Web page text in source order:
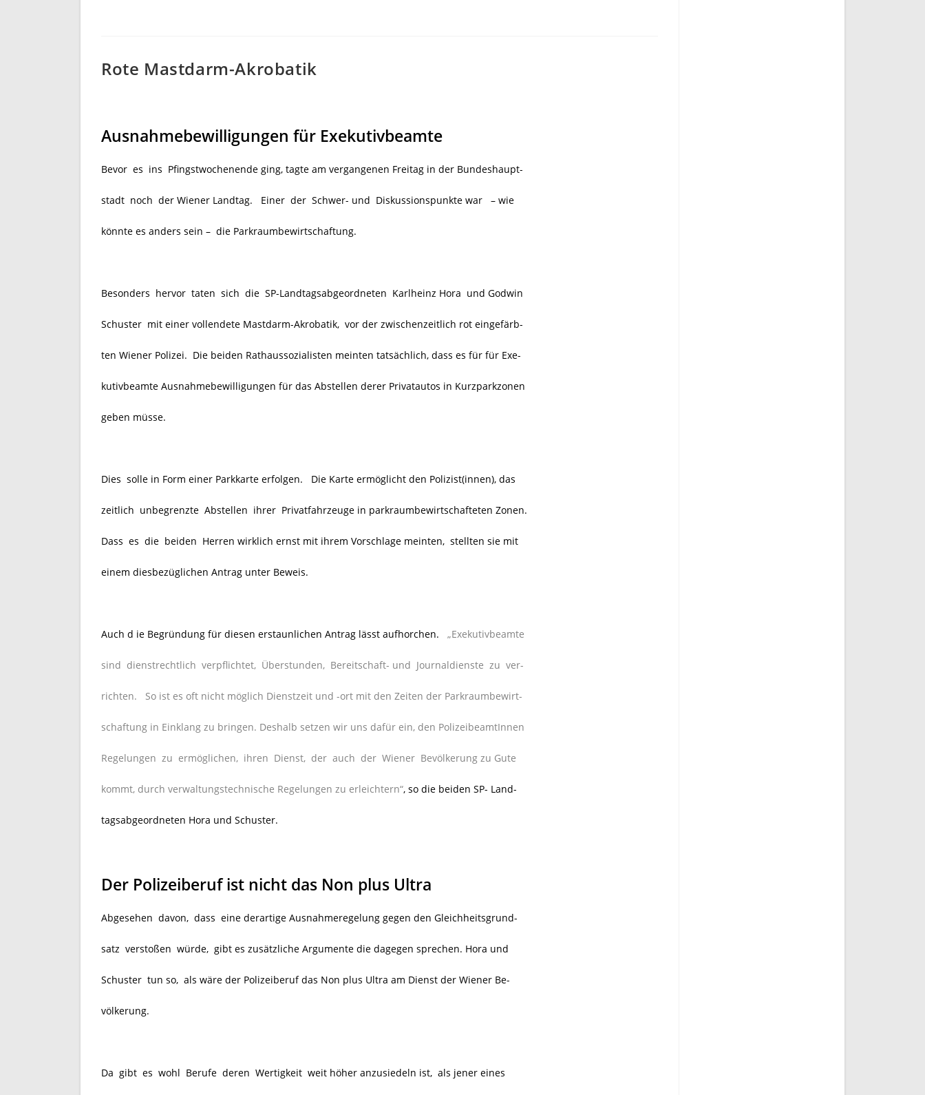
Rote Mastdarm-Akrobatik
Ausnahmebewilligungen für Exekutivbeamte
Bevor es ins Pfingstwochenende ging, tagte am vergangenen Freitag in der Bundeshaupt-
stadt noch der Wiener Landtag. Einer der Schwer- und Diskussionspunkte war – wie
könnte es anders sein – die Parkraumbewirtschaftung.
Besonders hervor taten sich die SP-Landtagsabgeordneten Karlheinz Hora und Godwin
Schuster mit einer vollendete Mastdarm-Akrobatik, vor der zwischenzeitlich rot eingefärb-
ten Wiener Polizei. Die beiden Rathaussozialisten meinten tatsächlich, dass es für für Exe-
kutivbeamte Ausnahmebewilligungen für das Abstellen derer Privatautos in Kurzparkzonen
geben müsse.
Dies solle in Form einer Parkkarte erfolgen. Die Karte ermöglicht den Polizist(innen), das
zeitlich unbegrenzte Abstellen ihrer Privatfahrzeuge in parkraumbewirtschafteten Zonen.
Dass es die beiden Herren wirklich ernst mit ihrem Vorschlage meinten, stellten sie mit
einem diesbezüglichen Antrag unter Beweis.
Auch d ie Begründung für diesen erstaunlichen Antrag lässt aufhorchen. „Exekutivbeamte
sind dienstrechtlich verpflichtet, Überstunden, Bereitschaft- und Journaldienste zu ver-
richten. So ist es oft nicht möglich Dienstzeit und -ort mit den Zeiten der Parkraumbewirt-
schaftung in Einklang zu bringen. Deshalb setzen wir uns dafür ein, den PolizeibeamtInnen
Regelungen zu ermöglichen, ihren Dienst, der auch der Wiener Bevölkerung zu Gute
kommt, durch verwaltungstechnische Regelungen zu erleichtern“, so die beiden SP- Land-
tagsabgeordneten Hora und Schuster.
Der Polizeiberuf ist nicht das Non plus Ultra
Abgesehen davon, dass eine derartige Ausnahmeregelung gegen den Gleichheitsgrund-
satz verstoßen würde, gibt es zusätzliche Argumente die dagegen sprechen. Hora und
Schuster tun so, als wäre der Polizeiberuf das Non plus Ultra am Dienst der Wiener Be-
völkerung.
Da gibt es wohl Berufe deren Wertigkeit weit höher anzusiedeln ist, als jener eines